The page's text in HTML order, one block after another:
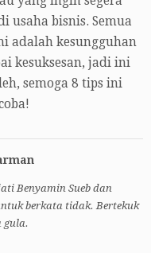
usaha bisnis. Semua
adalah kesungguhan
kesuksesan, jadi ini
semoga 8 tips ini
Benyamin Sueb dan
berkata tidak. Bertekuk
gula.